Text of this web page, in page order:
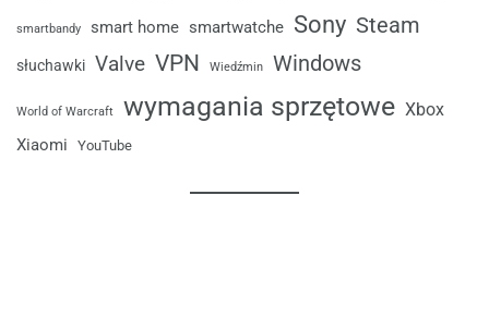
smartbandy smart home smartwatche Sony Steam
słuchawki Valve VPN Wiedźmin Windows
World of Warcraft wymagania sprzętowe Xbox
Xiaomi YouTube